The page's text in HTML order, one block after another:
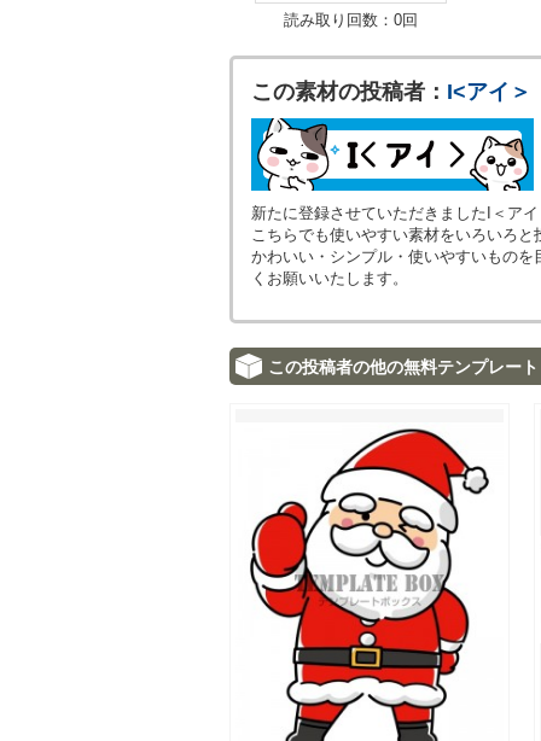
読み取り回数：0回
この素材の投稿者： I<アイ＞
新たに登録させていただきましたI＜アイ
こちらでも使いやすい素材をいろいろと
かわいい・シンプル・使いやすいもの
くお願いいたします。
この投稿者の他の無料テンプレート